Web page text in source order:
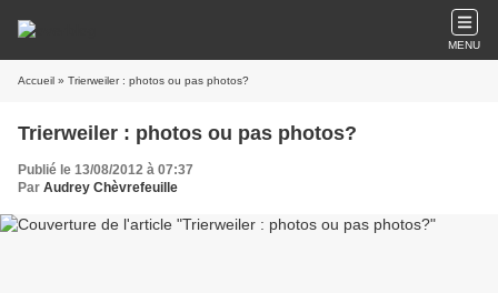
MENU
Accueil » Trierweiler : photos ou pas photos?
Trierweiler : photos ou pas photos?
Publié le 13/08/2012 à 07:37
Par Audrey Chèvrefeuille